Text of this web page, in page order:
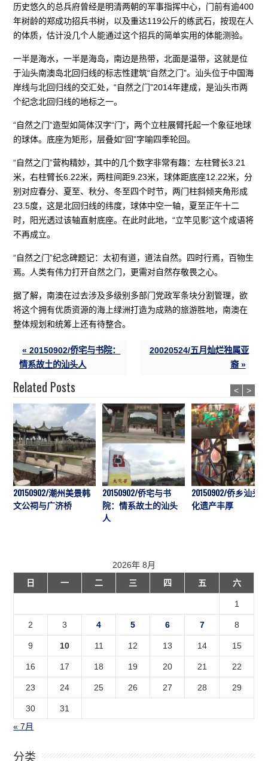
历史悠久的总兵府曾经是明清两朝的军事指挥中心，门前有逾400
年树龄的郑成功招兵书树，以及重达119公斤的练武石，按现在人
的体质，估计没几个人能通过这个招兵的简单实用的体能测验。
一半是海水，一半是海岛，南边是热带，北面是温带，这就是位
于汕头南澳岛北回归线的标志性建筑“自然之门”。汕头位于中国海
岸线与北回归线的交汇处，“自然之门”2014年建成，是汕头市两
个纪念北回归线的地标之一。
“自然之门”造型如简体汉字“门”，两个立柱展臂托起一个象征地球
的球体。底座为矩形，层叠如“回”字喻四季轮回。
“自然之门”营构精妙，其中的几个数字非常有趣：左柱臂长3.21
米，右柱臂长6.22米，两柱间距9.23米，球体距底座12.22米，分
别对应春分、夏至、秋分、冬至四个时节，两门柱斜倾夹角形成
23.5度，这是北回归线的纬度，球体中空一轴，夏至正午十二
时，阳光透过该轴直射底座。在此时此地，“立竿见影”这个成语将
不再成立。
“自然之门”纪念碑题记：太初有道，道法自然。四时行焉，百物生
焉。人类有伟力打开自然之门，更需对自然存敬畏之心。
据了解，南澳在过去涉及多级别多部门党政军条块分割管理，欲
将这个拥有优质资源的海上绿洲打造为成熟的旅游胜地，南澳在
整体规划和统筹上还有待整合。
« 20150902/侨宅与书院：
情系故土的汕头人
20020524/五月灿烂独属亚
裔 »
Related Posts
20150902/潮州美景韩
文公祠与广济桥
20150902/侨宅与书
院：情系故土的汕头
人
20150902/侨乡汕头
化遗产丰厚
< >
2026年 8月
日
一 二 三 四 五 六
1
2 3 4 5 6 7 8
9 10 11 12 13 14 15
16 17 18 19 20 21 22
23 24 25 26 27 28 29
30
31
« 7月
分类